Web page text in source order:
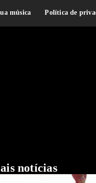
música Política de
notícias